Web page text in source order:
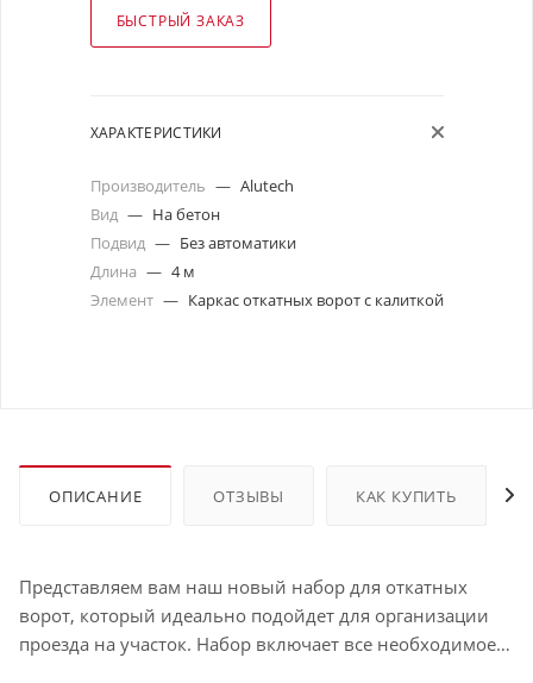
БЫСТРЫЙ ЗАКАЗ
ХАРАКТЕРИСТИКИ
Производитель — Alutech
Вид — На бетон
Подвид — Без автоматики
Длина — 4 м
Элемент — Каркас откатных ворот с калиткой
ОПИСАНИЕ ОТЗЫВЫ КАК КУПИТЬ
Представляем вам наш новый набор для откатных
ворот, который идеально подойдет для организации
проезда на участок. Набор включает все необходимое